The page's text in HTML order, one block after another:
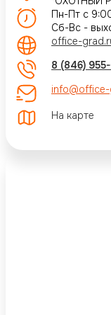
Пн-Пт с
Сб-Вс -
office-
8 (846)
На карте